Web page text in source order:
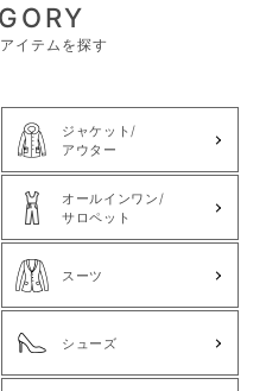
イテムを探す
ジャケット/
アウター
オールインワン/
サロペット
スーツ
シューズ